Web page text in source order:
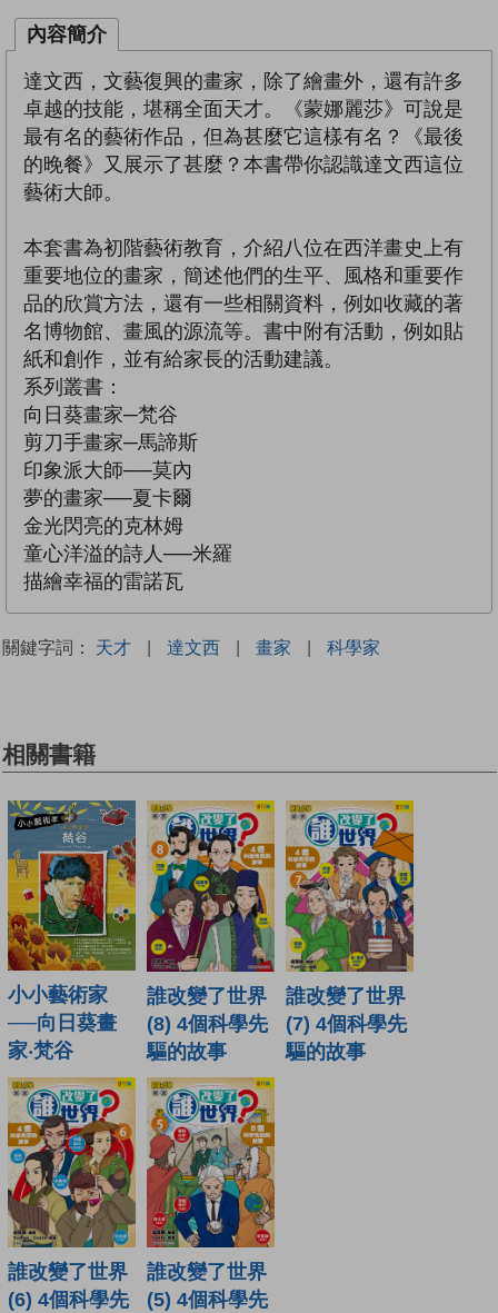
內容簡介
達文西，文藝復興的畫家，除了繪畫外，還有許多
卓越的技能，堪稱全面天才。《蒙娜麗莎》可說是
最有名的藝術作品，但為甚麼它這樣有名？《最後
的晚餐》又展示了甚麼？本書帶你認識達文西這位
藝術大師。
本套書為初階藝術教育，介紹八位在西洋畫史上有
重要地位的畫家，簡述他們的生平、風格和重要作
品的欣賞方法，還有一些相關資料，例如收藏的著
名博物館、畫風的源流等。書中附有活動，例如貼
紙和創作，並有給家長的活動建議。
系列叢書：
向日葵畫家─梵谷
剪刀手畫家─馬諦斯
印象派大師──莫內
夢的畫家──夏卡爾
金光閃亮的克林姆
童心洋溢的詩人──米羅
描繪幸福的雷諾瓦
關鍵字詞： 天才 | 達文西 | 畫家 | 科學家
相關書籍
小小藝術家
──向日葵畫
家‧梵谷
誰改變了世界
(8) 4個科學先
驅的故事
誰改變了世界
(7) 4個科學先
驅的故事
誰改變了世界
(6) 4個科學先
誰改變了世界
(5) 4個科學先